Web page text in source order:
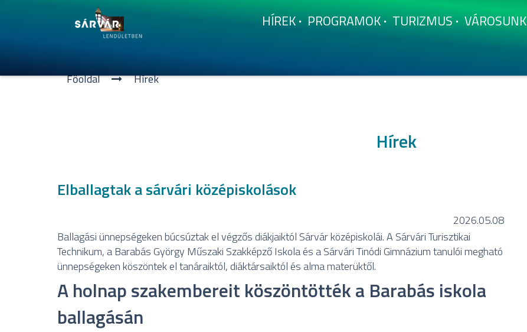
HÍ­REK PROGRAMOK TURIZMUS VÁROSUNK
Főoldal Hí­rek
Hírek
Elballagtak a sárvári középiskolások
2026.05.08
Ballagási ünnepségeken búcsúztak el végzős diákjaiktól Sárvár középiskolái. A Sárvári Turisztikai
Technikum, a Barabás György Műszaki Szakképző Iskola és a Sárvári Tinódi Gimnázium tanulói megható
ünnepségeken köszöntek el tanáraiktól, diáktársaiktól és alma materüktől.
A holnap szakembereit köszöntötték a Barabás iskola
ballagásán